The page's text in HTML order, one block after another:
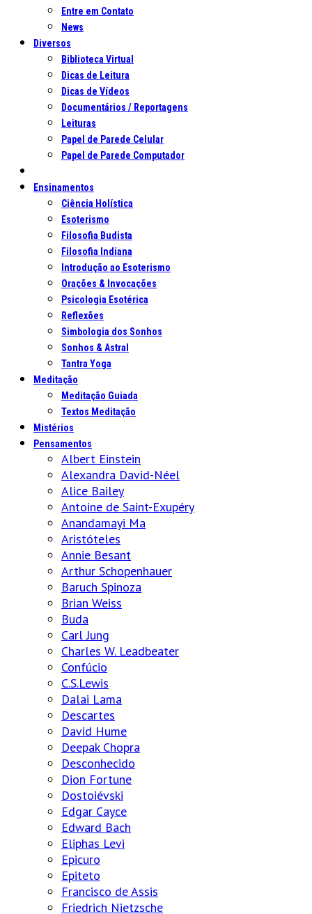
Entre em Contato
News
Diversos
Biblioteca Virtual
Dicas de Leitura
Dicas de Vídeos
Documentários / Reportagens
Leituras
Papel de Parede Celular
Papel de Parede Computador
Ensinamentos
Ciência Holística
Esoterismo
Filosofia Budista
Filosofia Indiana
Introdução ao Esoterismo
Orações & Invocações
Psicologia Esotérica
Reflexões
Simbologia dos Sonhos
Sonhos & Astral
Tantra Yoga
Meditação
Meditação Guiada
Textos Meditação
Mistérios
Pensamentos
Albert Einstein
Alexandra David-Néel
Alice Bailey
Antoine de Saint-Exupéry
Anandamayi Ma
Aristóteles
Annie Besant
Arthur Schopenhauer
Baruch Spinoza
Brian Weiss
Buda
Carl Jung
Charles W. Leadbeater
Confúcio
C.S.Lewis
Dalai Lama
Descartes
David Hume
Deepak Chopra
Desconhecido
Dion Fortune
Dostoiévski
Edgar Cayce
Edward Bach
Eliphas Levi
Epicuro
Epiteto
Francisco de Assis
Friedrich Nietzsche